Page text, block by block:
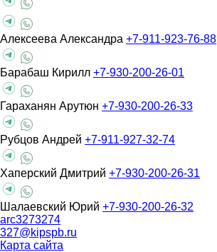
Алексеева Александра +7-911-923-76-88
Барабаш Кирилл +7-930-200-26-01
Гараханян Арутюн +7-930-200-26-33
Рубцов Андрей +7-911-927-32-74
Хаперский Дмитрий +7-930-200-26-31
Шалаевский Юрий +7-930-200-26-32
arc3273274
327@kipspb.ru
Карта сайта